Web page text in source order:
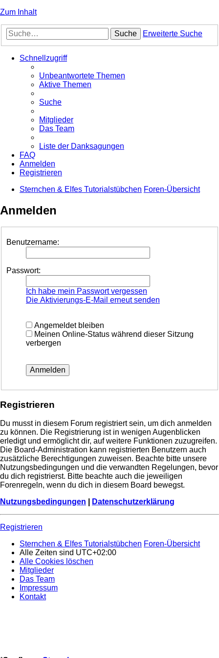
Zum Inhalt
Suche Erweiterte Suche
Schnellzugriff
Unbeantwortete Themen
Aktive Themen
Suche
Mitglieder
Das Team
Liste der Danksagungen
FAQ
Anmelden
Registrieren
Sternchen & Elfes Tutorialstübchen Foren-Übersicht
Anmelden
Benutzername:
Passwort:
Ich habe mein Passwort vergessen
Die Aktivierungs-E-Mail erneut senden
Angemeldet bleiben
Meinen Online-Status während dieser Sitzung
verbergen
Registrieren
Du musst in diesem Forum registriert sein, um dich anmelden
zu können. Die Registrierung ist in wenigen Augenblicken
erledigt und ermöglicht dir, auf weitere Funktionen zuzugreifen.
Die Board-Administration kann registrierten Benutzern auch
zusätzliche Berechtigungen zuweisen. Beachte bitte unsere
Nutzungsbedingungen und die verwandten Regelungen, bevor
du dich registrierst. Bitte beachte auch die jeweiligen
Forenregeln, wenn du dich in diesem Board bewegst.
Nutzungsbedingungen
Datenschutzerklärung
Registrieren
Sternchen & Elfes Tutorialstübchen Foren-Übersicht
Alle Zeiten sind UTC+02:00
Alle Cookies löschen
Mitglieder
Das Team
Impressum
Kontakt